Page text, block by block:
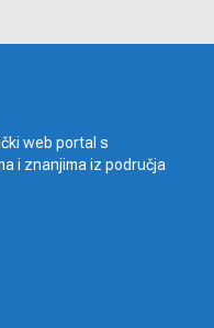
web portal s
i znanjima iz područja